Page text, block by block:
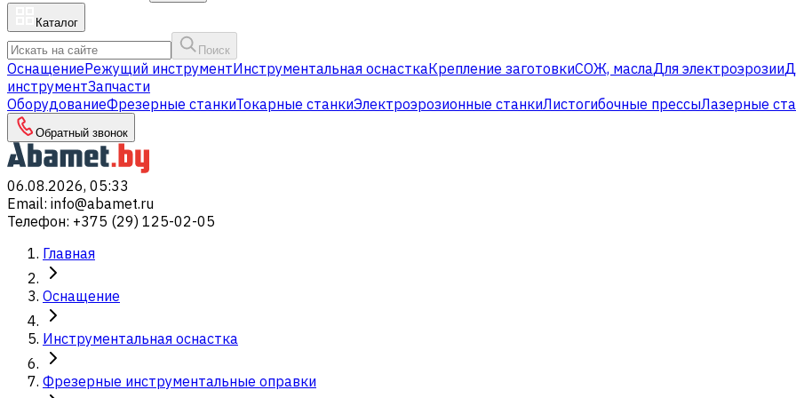
Каталог
Поиск
ОснащениеРежущий инструментИнструментальная оснасткаКрепление заготовкиСОЖ, маслаДля электроэрозии
инструментЗапчасти
ОборудованиеФрезерные станкиТокарные станкиЭлектроэрозионные станкиЛистогибочные прессыЛазерные
Обратный звонок
06.08.2026, 05:33
Email: info@abamet.ru
Телефон: +375 (29) 125-02-05
Главная
Оснащение
Инструментальная оснастка
Фрезерные инструментальные оправки